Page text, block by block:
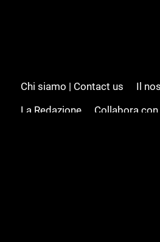
Chi siamo | Contact us
Il
La Redazione
Collabora con